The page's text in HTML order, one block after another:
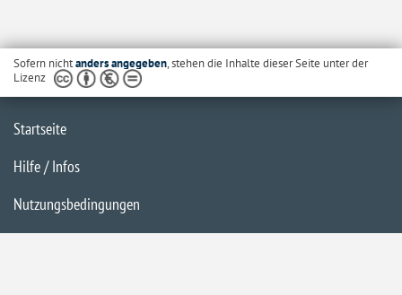
Sofern nichtanders angegeben, stehen die Inhalte dieser Seite unter der
Lizenz
Startseite
Hilfe / Infos
Nutzungsbedingungen